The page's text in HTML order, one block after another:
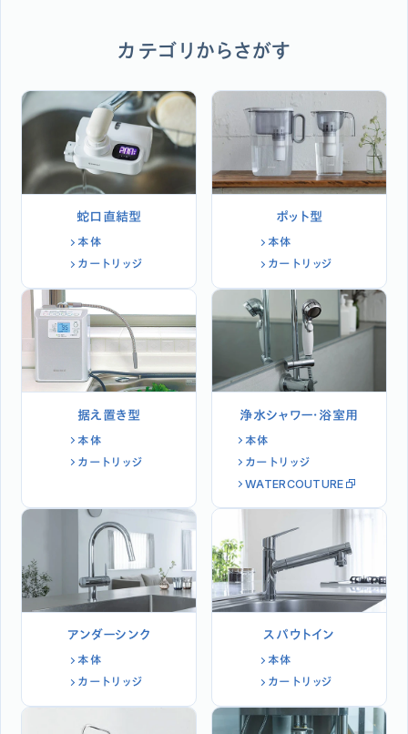
カテゴリからさがす
蛇口直結型
本体
カートリッジ
ポット型
本体
カートリッジ
据え置き型
本体
カートリッジ
浄水シャワー・浴室用
本体
カートリッジ
WATERCOUTURE
アンダーシンク
本体
カートリッジ
スパウトイン
本体
カートリッジ